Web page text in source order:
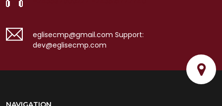
eglisecmp@gmail.com Support:
dev@eglisecmp.com